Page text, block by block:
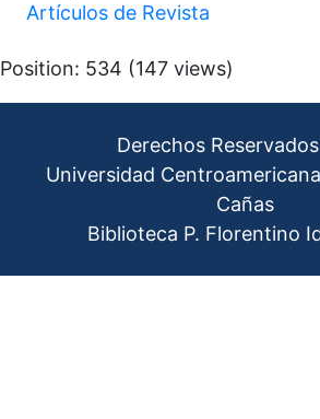
Artículos de Revista
Position: 534 (147 views)
Derechos
Universidad
Cañas
Biblioteca P. Florentino